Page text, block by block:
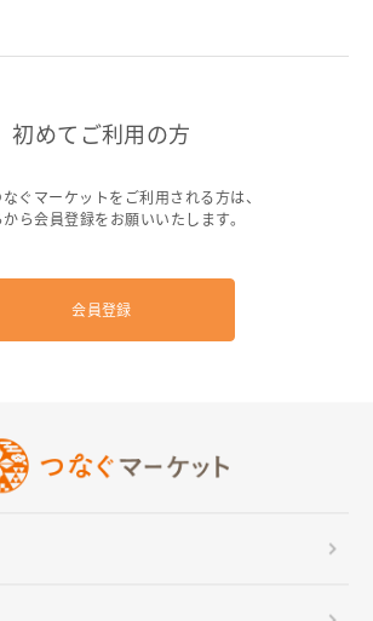
初めてご利用の方
ぐマーケットをご利用される方は、
から会員登録をお願いいたします。
会員登録